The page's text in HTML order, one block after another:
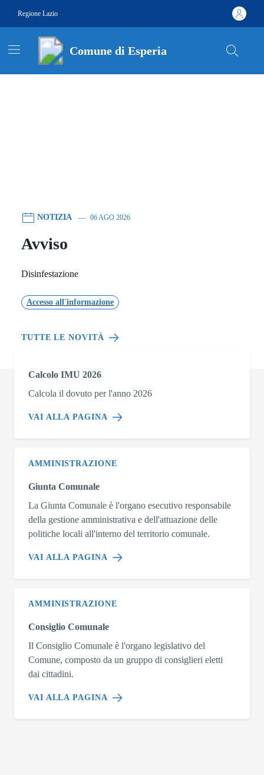
Regione Lazio
Comune di Esperia
NOTIZIA 06 AGO 2026
Avviso
Disinfestazione
Accesso all'informazione
TUTTE LE NOVITÀ
Calcolo IMU 2026
Calcola il dovuto per l'anno 2026
VAI ALLA PAGINA
AMMINISTRAZIONE
Giunta Comunale
La Giunta Comunale è l'organo esecutivo responsabile
della gestione amministrativa e dell'attuazione delle
politiche locali all'interno del territorio comunale.
VAI ALLA PAGINA
AMMINISTRAZIONE
Consiglio Comunale
Il Consiglio Comunale è l'organo legislativo del
Comune, composto da un gruppo di consiglieri eletti
dai cittadini.
VAI ALLA PAGINA